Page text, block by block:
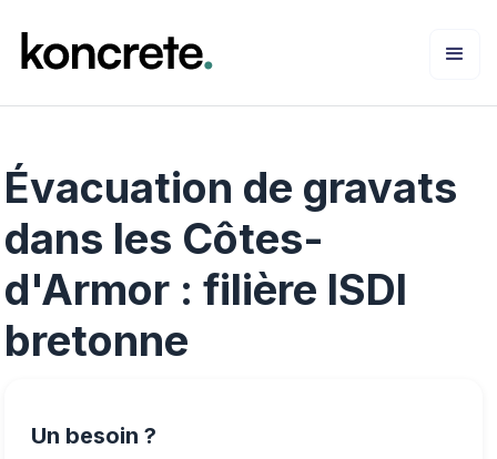
Évacuation de gravats
dans les Côtes-
d'Armor : filière ISDI
bretonne
Un besoin ?